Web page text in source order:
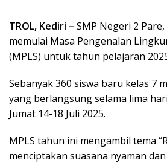
TROL, Kediri – SMP Negeri 2
memulai Masa Pengenalan
(MPLS) untuk tahun pelajaran
Sebanyak 360 siswa baru kelas 7
yang berlangsung selama lima
Jumat 14-18 Juli 2025.
MPLS tahun ini mengambil tema
menciptakan suasana nyaman